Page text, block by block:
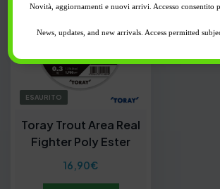
ESAURITO
Toray Trout Area Real
Fighter Poly Ester
16,90€
Novità, aggiornamenti e nuovi arrivi. Accesso consentito
News, updates, and new arrivals. Access permitted